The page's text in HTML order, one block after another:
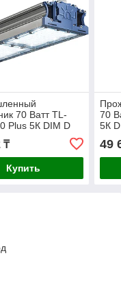
70 Ватт TL-
Plus 5К DIM D
₸
Купить
70
5К
49